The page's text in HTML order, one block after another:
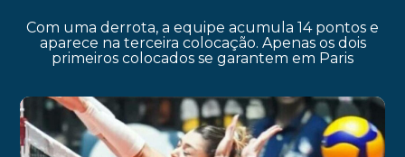
Com uma derrota, a equipe acumula 14 pontos e
aparece na terceira colocação. Apenas os dois
primeiros colocados se garantem em Paris